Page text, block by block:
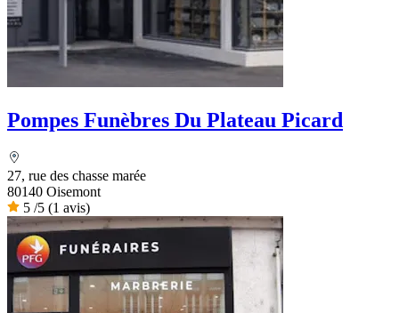
Pompes Funèbres Du Plateau Picard
27, rue des chasse marée
80140 Oisemont
5 /5 (1 avis)